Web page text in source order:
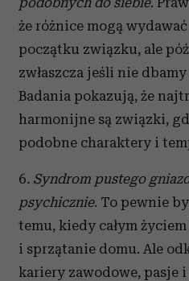
że różnice mogą
początku związku, ale
zwłaszcza jeśli nie
Badania pokazują, że
harmonijne są związki,
podobne charaktery i
6. Syndrom pustego
psychicznie. To pewnie
temu, kiedy całym
i sprzątanie domu. Ale
kariery zawodowe, pasje